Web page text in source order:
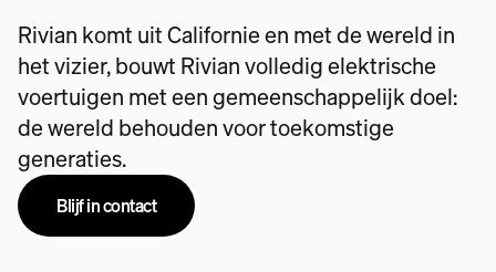
Rivian komt uit Californie en met de wereld in
het vizier, bouwt Rivian volledig elektrische
voertuigen met een gemeenschappelijk doel:
de wereld behouden voor toekomstige
generaties.
Blijf in contact